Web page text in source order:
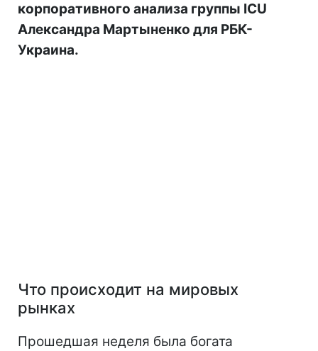
корпоративного анализа группы ICU
Александра Мартыненко для РБК-
Украина.
Что происходит на мировых
рынках
Прошедшая неделя была богата